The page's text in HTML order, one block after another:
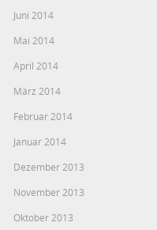
Juni 2014
Mai 2014
April 2014
März 2014
Februar 2014
Januar 2014
Dezember 2013
November 2013
Oktober 2013